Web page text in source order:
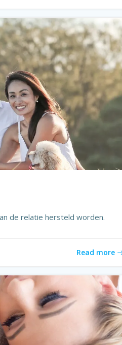
de relatie hersteld worden.
Read more